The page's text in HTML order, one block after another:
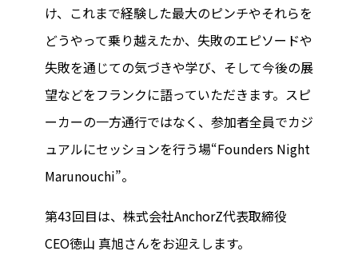
け、これまで経験した最大のピンチやそれらを
どうやって乗り越えたか、失敗のエピソードや
失敗を通じての気づきや学び、そして今後の展
望などをフランクに語っていただきます。スピ
ーカーの一方通行ではなく、参加者全員でカジ
ュアルにセッションを行う場“Founders Night
Marunouchi”。
第43回目は、株式会社AnchorZ代表取締役
CEO徳山 真旭さんをお迎えします。